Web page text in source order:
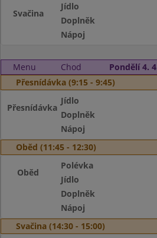
Svačina
Jídlo
Doplněk
Nápoj
Menu Chod
Pondělí 4.
Přesnídávka (9:15 - 9:45)
Přesnídávka
Jídlo
Doplněk
Nápoj
Oběd (11:45 - 12:30)
Oběd
Polévka
Jídlo
Doplněk
Nápoj
Svačina (14:30 - 15:00)